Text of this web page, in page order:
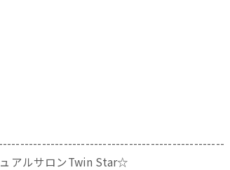
アルサロンTwin Star☆